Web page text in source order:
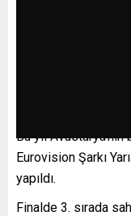
Bu yıl
Eurovision Şarkı
yapıldı.
Finalde 3. sırada